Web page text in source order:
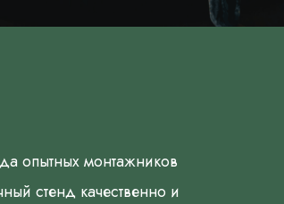
опытных монтажников
стенд качественно и